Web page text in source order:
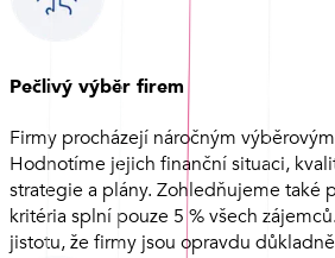
Pečlivý výběr firem
Firmy procházejí náročným
Hodnotíme jejich finanční situaci,
strategie a plány. Zohledňujeme také
kritéria splní pouze 5 % všech
jistotu, že firmy jsou opravdu